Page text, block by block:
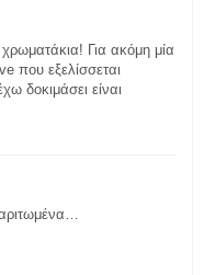
Για ακόμη μία
που εξελίσσεται
δοκιμάσει είναι